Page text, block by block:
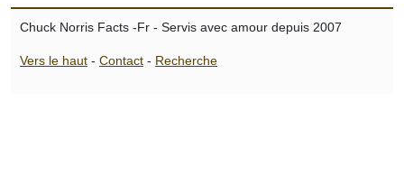
Chuck Norris Facts -Fr - Servis avec amour depuis 2007
Vers le haut - Contact - Recherche